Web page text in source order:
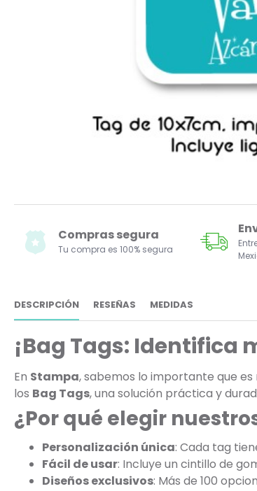
Compras segura
Tu compra es 100% segura
DESCRIPCIÓN RESEÑAS MEDIDAS
¡Bag Tags: Identifica
En Stampa, sabemos lo importante que
los Bag Tags, una solución práctica y
¿Por qué elegir
Personalización única: Cada tag
Fácil de usar: Incluye un cintillo de
Diseños exclusivos: Más de 100